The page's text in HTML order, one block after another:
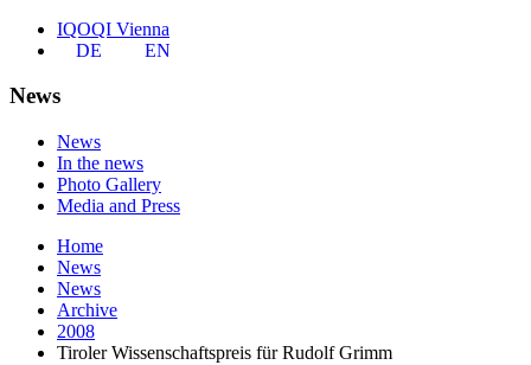
IQOQI Vienna
DE
EN
News
News
In the news
Photo Gallery
Media and Press
Home
News
News
Archive
2008
Tiroler Wissenschaftspreis für Rudolf Grimm